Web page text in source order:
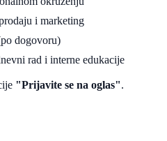
i marketing
dogovoru)
rad i interne edukacije
"Prijavite se na oglas".